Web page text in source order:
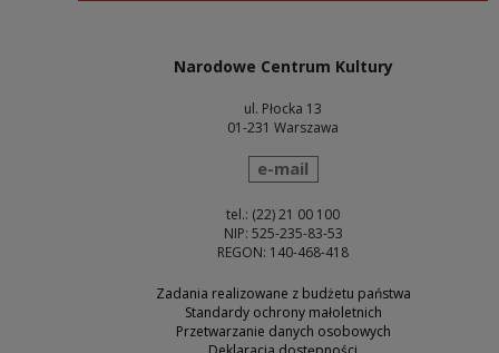
Narodowe Centrum Kultury
ul. Płocka 13
01-231 Warszawa
wyślij wiadomość
e-mail
tel.: (22) 21 00 100
NIP: 525-235-83-53
REGON: 140-468-418
Zadania realizowane z budżetu państwa
Standardy ochrony małoletnich
Przetwarzanie danych osobowych